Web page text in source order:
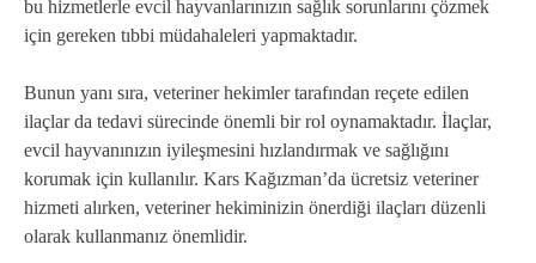
bu hizmetlerle evcil hayvanlarınızın sağlık sorunlarını çözmek
için gereken tıbbi müdahaleleri yapmaktadır.
Bunun yanı sıra, veteriner hekimler tarafından reçete edilen
ilaçlar da tedavi sürecinde önemli bir rol oynamaktadır. İlaçlar,
evcil hayvanınızın iyileşmesini hızlandırmak ve sağlığını
korumak için kullanılır. Kars Kağızman’da ücretsiz veteriner
hizmeti alırken, veteriner hekiminizin önerdiği ilaçları düzenli
olarak kullanmanız önemlidir.